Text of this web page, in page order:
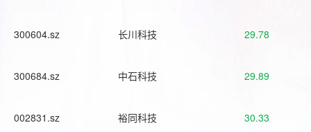
300604.sz 长川科技 29.78
300684.sz 中石科技 29.89
002831.sz 裕同科技 30.33